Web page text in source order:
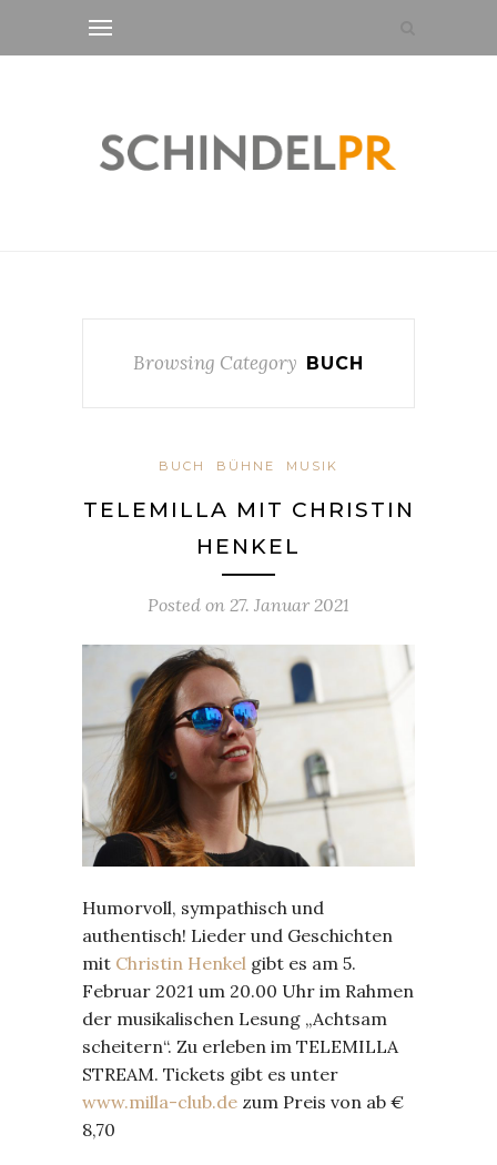
Browsing Category BUCH
BUCH BÜHNE MUSIK
TELEMILLA MIT CHRISTIN
HENKEL
Posted on 27. Januar 2021
Humorvoll, sympathisch und
authentisch! Lieder und Geschichten
mit Christin Henkel gibt es am 5.
Februar 2021 um 20.00 Uhr im Rahmen
der musikalischen Lesung „Achtsam
scheitern“. Zu erleben im TELEMILLA
STREAM. Tickets gibt es unter
www.milla-club.de zum Preis von ab €
8,70